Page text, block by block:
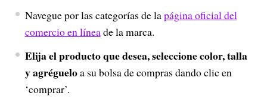
Navegue por las categorías de lapágina oficial del
comercio en líneade la marca.
Elija el producto que desea, seleccione color, talla
y agrégueloa su bolsa de compras dando clic en
‘comprar’.